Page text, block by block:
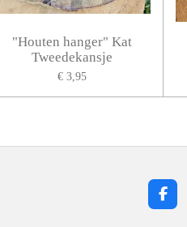
"Houten hanger" Kat
Tweedekansje
€ 3,95
F
a